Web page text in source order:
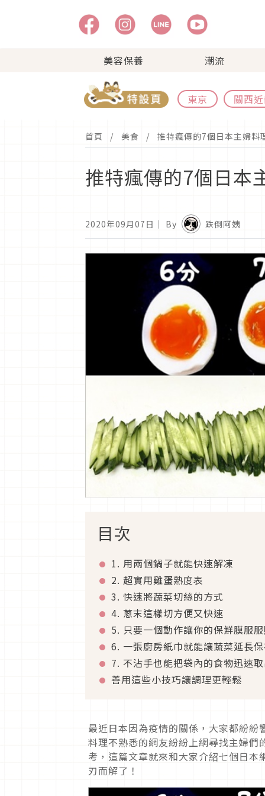
美容保養 潮流
東京 關西
首頁 美食 推特瘋傳的7個日本主婦料
推特瘋傳的7個日本
2020年09月07日 ｜ By 跌倒阿姨
目次
1. 用兩個鍋子就能快速解凍
2. 超實用雞蛋熟度表
3. 快速將蔬菜切絲的方式
4. 蔥末這樣切方便又快速
5. 只要一個動作讓你的保鮮膜服
6. 一張廚房紙巾就能讓蔬菜延長
7. 不沾手也能把袋內的食物迅速
善用這些小技巧讓調理更輕鬆
最近日本因為疫情的關係，大家都紛
料理不熟悉的網友紛紛上網尋找主婦
考，這篇文章就來和大家介紹七個日
刃而解了！